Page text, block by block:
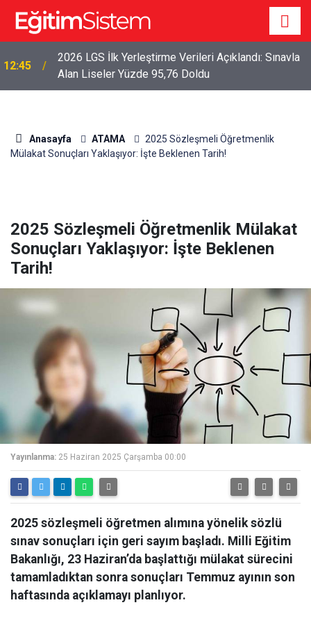
12:45
2026 LGS İlk Yerleştirme Verileri Açıklandı: Sınavla
Alan Liseler Yüzde 95,76 Doldu
Anasayfa ATAMA
2025 Sözleşmeli Öğretmenlik
Mülakat Sonuçları Yaklaşıyor: İşte Beklenen Tarih!
2025 Sözleşmeli Öğretmenlik Mülakat
Sonuçları Yaklaşıyor: İşte Beklenen
Tarih!
Yayınlanma: 25 Haziran 2025 Çarşamba 00:00
2025 sözleşmeli öğretmen alımına yönelik sözlü
sınav sonuçları için geri sayım başladı. Milli Eğitim
Bakanlığı, 23 Haziran’da başlattığı mülakat sürecini
tamamladıktan sonra sonuçları Temmuz ayının son
haftasında açıklamayı planlıyor.